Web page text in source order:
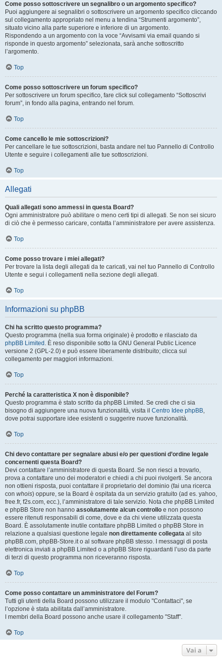
Come posso sottoscrivere un segnalibro o un argomento specifico?
Puoi aggiungere ai segnalibri o sottoscrivere un argomento specifico cliccando
sul collegamento appropriato nel menu a tendina “Strumenti argomento”,
situato vicino alla parte superiore e inferiore di un argomento.
Rispondendo a un argomento con la voce “Avvisami via email quando si
risponde in questo argomento” selezionata, sarà anche sottoscritto
l’argomento.
Top
Come posso sottoscrivere un forum specifico?
Per sottoscrivere un forum specifico, fare click sul collegamento “Sottoscrivi
forum”, in fondo alla pagina, entrando nel forum.
Top
Come cancello le mie sottoscrizioni?
Per cancellare le tue sottoscrizioni, basta andare nel tuo Pannello di Controllo
Utente e seguire i collegamenti alle tue sottoscrizioni.
Top
Allegati
Quali allegati sono ammessi in questa Board?
Ogni amministratore può abilitare o meno certi tipi di allegati. Se non sei sicuro
di ciò che è permesso caricare, contatta l’amministratore per avere assistenza.
Top
Come posso trovare i miei allegati?
Per trovare la lista degli allegati da te caricati, vai nel tuo Pannello di Controllo
Utente e segui i collegamenti nella sezione degli allegati.
Top
Informazioni su phpBB
Chi ha scritto questo programma?
Questo programma (nella sua forma originale) è prodotto e rilasciato da
phpBB Limited . È reso disponibile sotto la GNU General Public Licence
versione 2 (GPL-2.0) e può essere liberamente distribuito; clicca sul
collegamento per maggiori informazioni.
Top
Perché la caratteristica X non è disponibile?
Questo programma è stato scritto da phpBB Limited. Se credi che ci sia
bisogno di aggiungere una nuova funzionalità, visita il Centro Idee phpBB,
dove potrai supportare idee esistenti o suggerire nuove funzionalità.
Top
Chi devo contattare per segnalare abusi e/o per questioni d’ordine legale
concernenti questa Board?
Devi contattare l’amministratore di questa Board. Se non riesci a trovarlo,
prova a contattare uno dei moderatori e chiedi a chi puoi rivolgerti. Se ancora
non ottieni risposta, puoi contattare il proprietario del dominio (fai una ricerca
con whois) oppure, se la Board è ospitata da un servizio gratuito (ad es. yahoo,
free.fr, f2s.com, ecc.), l’amministratore di tale servizio. Nota che phpBB Limited
e phpBB Store non hanno assolutamente alcun controllo e non possono
essere ritenuti responsabili di come, dove e da chi viene utilizzata questa
Board. È assolutamente inutile contattare phpBB Limited o phpBB Store in
relazione a qualsiasi questione legale non direttamente collegata al sito
phpBB.com, phpBB-Store.it o al software phpBB stesso. I messaggi di posta
elettronica inviati a phpBB Limited o a phpBB Store riguardanti l’uso da parte
di terzi di questo programma non riceveranno risposta.
Top
Come posso contattare un amministratore del Forum?
Tutti gli utenti della Board possono utilizzare il modulo "Contattaci", se
l’opzione è stata abilitata dall’amministratore.
I membri della Board possono anche usare il collegamento "Staff".
Top
Vai a